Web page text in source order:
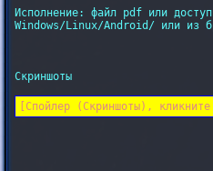
Исполнение: файл pdf или
Windows/Linux/Android/ или из
Скриншоты
[Спойлер (Скриншоты), кликните